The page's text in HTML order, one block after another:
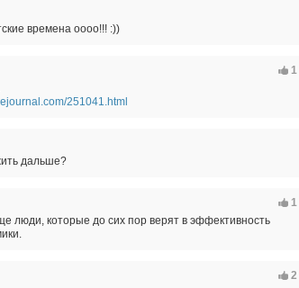
времена оооо!!! :))
1
251041.html
дальше?
1
люди, которые до сих пор верят в эффективность
2